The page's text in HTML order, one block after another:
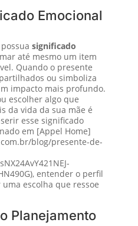
Emocional
significado
até mesmo um item
Quando o presente
ou simboliza
impacto mais profundo.
escolher algo que
da vida da sua mãe é
esse significado
em [Appel Home]
blog/presente-de-
entender o perfil
escolha que ressoe
Planejamento